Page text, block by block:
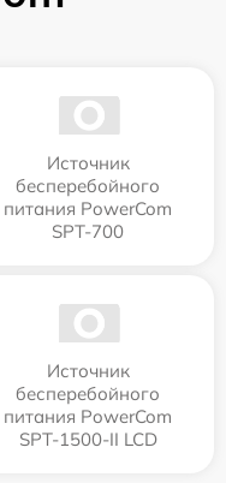
Источник
бесперебойного
питания PowerCom
SPT-700
Источник
бесперебойного
питания PowerCom
SPT-1500-II LCD